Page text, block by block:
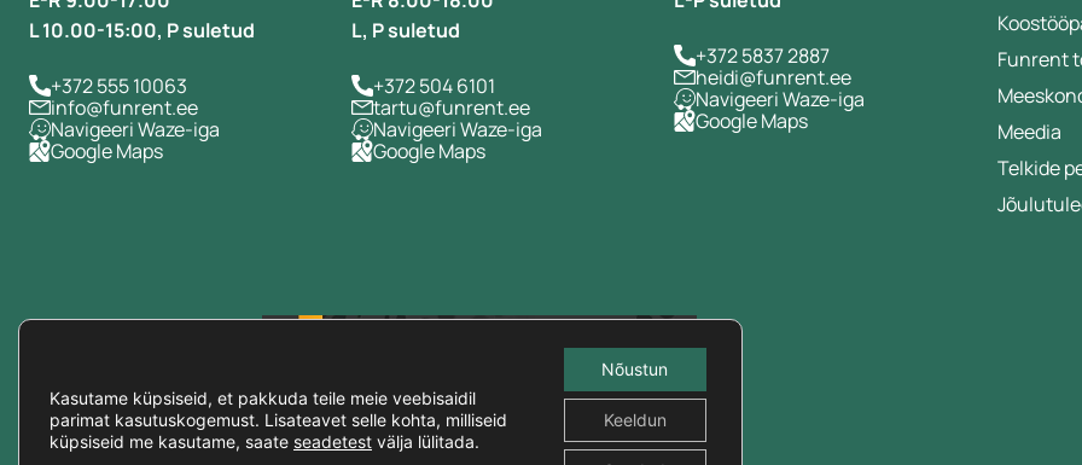
L 10.00-15:00, P suletud
+372 555 10063
info@funrent.ee
Navigeeri Waze-iga
Google Maps
L, P suletud
+372 504 6101
tartu@funrent.ee
Navigeeri Waze-iga
Google Maps
+372 5837 2887
heidi@funrent.ee
Navigeeri Waze-iga
Google Maps
Funrent
Meedia
Telkide
klienti usaldab meid
Kasutame küpsiseid, et pakkuda teile meie veebisaidil
parimat kasutuskogemust. Lisateavet selle kohta, milliseid
küpsiseid me kasutame, saate seadetest välja lülitada.
Nõustun
Keeldun